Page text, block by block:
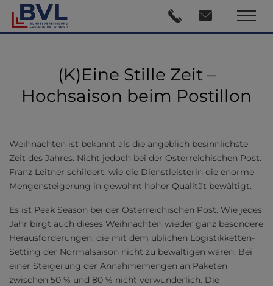
(K)Eine Stille Zeit –
Hochsaison beim Postillon
Weihnachten ist bekannt als die angeblich besinnlichste
Zeit des Jahres. Nicht jedoch bei der Österreichischen Post.
Franz Leitner schildert, wie die Dienstleisterin die enorme
Mengensteigerung in gewohnt hoher Qualität bewältigt.
Es ist Peak Season bei der Österreichischen Post. Wie jedes
Jahr birgt auch dieses Weihnachten wieder ganz besondere
Herausforderungen, die mit dem üblichen Logistikketten-
Setting der Normalsaison nicht zu bewältigen wären. Bei
einer Steigerung der Annahmemengen an Paketen
zwischen 50 % und 80 % nicht verwunderlich. Die